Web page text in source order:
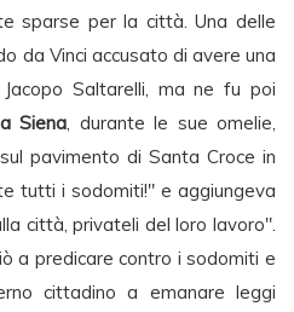
sparse per la città. Una delle
da Vinci accusato di avere una
Saltarelli, ma ne fu poi
Siena, durante le sue omelie,
pavimento di Santa Croce in
tutti i sodomiti!" e aggiungeva
città, privateli del loro lavoro".
a predicare contro i sodomiti e
cittadino a emanare leggi